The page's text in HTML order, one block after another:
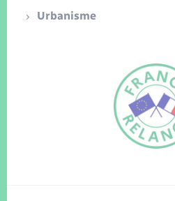
Urbanisme